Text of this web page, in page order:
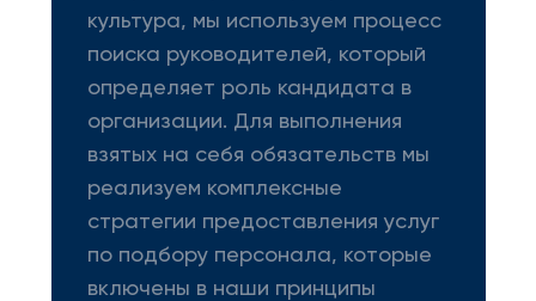
культура, мы используем процесс
поиска руководителей, который
определяет роль кандидата в
организации. Для выполнения
взятых на себя обязательств мы
реализуем комплексные
стратегии предоставления услуг
по подбору персонала, которые
включены в наши принципы